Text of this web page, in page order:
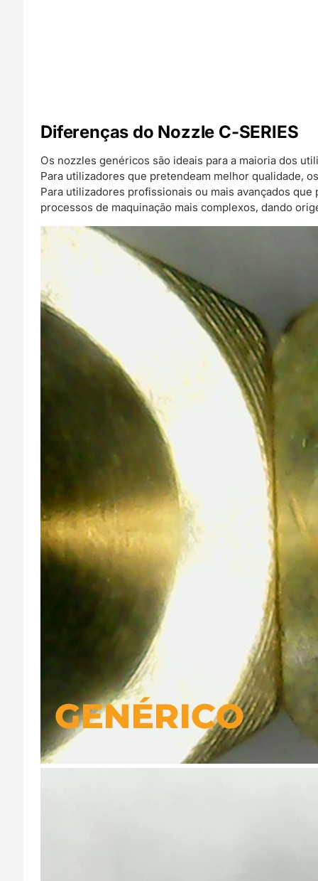
Diferenças do Nozzle C-SERIES
Os nozzles genéricos são ideais para a maioria dos
Para utilizadores que pretendeam melhor qualidade,
Para utilizadores profissionais ou mais avançados
processos de maquinação mais complexos, dando